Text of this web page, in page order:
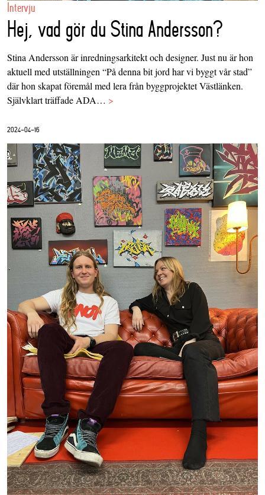
Intervju
Hej, vad gör du Stina Andersson?
Stina Andersson är inredningsarkitekt och designer. Just nu är hon
aktuell med utställningen “På denna bit jord har vi byggt vår stad”
där hon skapat föremål med lera från byggprojektet Västlänken.
Självklart träffade ADA… >
2024-04-16